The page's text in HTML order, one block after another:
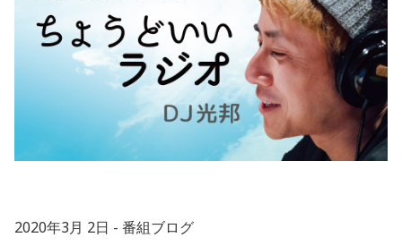
2020年3月 2日 番組ブログ